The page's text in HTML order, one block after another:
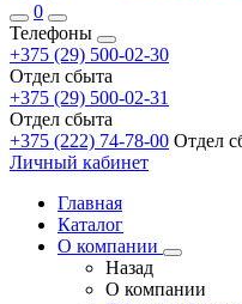
0
Телефоны
+375 (29) 500-02-30
Отдел сбыта
+375 (29) 500-02-31
Отдел сбыта
+375 (222) 74-78-00 Отдел
Личный кабинет
Главная
Каталог
О компании
Назад
О компании